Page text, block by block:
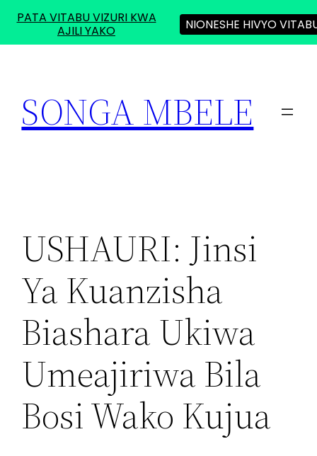
content
SONGA MBELE
USHAURI: Jinsi
Ya Kuanzisha
Biashara Ukiwa
Umeajiriwa Bila
Bosi Wako Kujua
PATA VITABU VIZURI KWA
AJILI YAKO
NIONESHE HIVYO